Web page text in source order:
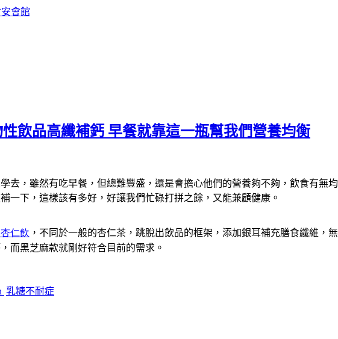
會館
飲品高纖補鈣 早餐就靠這一瓶幫我們營養均衡
去，雖然有吃早餐，但總難豐盛，還是會擔心他們的營養夠不夠，飲食有無
一下，這樣該有多好，好讓我們忙碌打拼之餘，又能兼顧健康。
仁飲 ，不同於一般的杏仁茶，跳脫出飲品的框架，添加銀耳補充膳食纖維，
而黑芝麻款就剛好符合目前的需求。
乳糖不耐症